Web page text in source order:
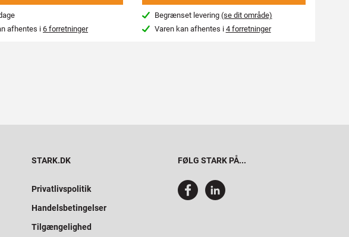
afhentes i6 forretninger
Begrænset levering (se dit område)
Varen kan afhentes i 4 forretninger
STARK.DK
Privatlivspolitik
Handelsbetingelser
Tilgængelighed
FØLG STARK PÅ...